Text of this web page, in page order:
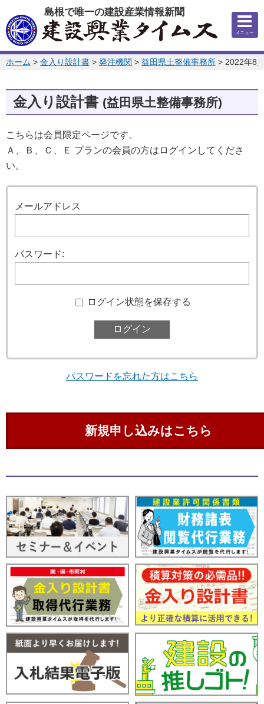
このページの本文へ
島根で唯一の建設産業情報新聞
メニュー
このページの位置:
ホーム > 金入り設計書 > 発注機関 > 益田県土整備事務所 > 2022年8
金入り設計書 (益田県土整備事務所)
こちらは会員限定ページです。
Ａ、Ｂ、Ｃ、Ｅ プランの会員の方はログインしてくださ
い。
メールアドレス
パスワード:
ログイン状態を保存する
パスワードを忘れた方はこちら
新規申し込みはこちら